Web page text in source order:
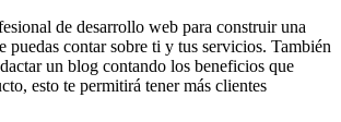
de desarrollo web para construir una
puedas contar sobre ti y tus servicios. También
un blog contando los beneficios que
esto te permitirá tener más clientes